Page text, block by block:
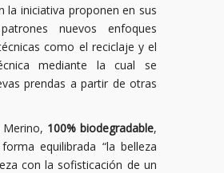
la iniciativa proponen en sus
nuevos enfoques
como el reciclaje y el
mediante la cual se
prendas a partir de otras
Merino, 100% biodegradable,
equilibrada “la belleza
con la sofisticación de un